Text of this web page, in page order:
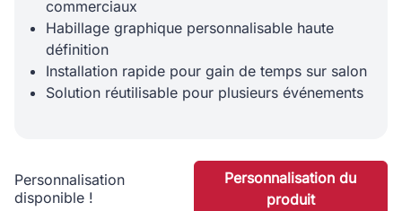
commerciaux
Habillage graphique personnalisable haute
définition
Installation rapide pour gain de temps sur salon
Solution réutilisable pour plusieurs événements
Personnalisation
disponible !
Personnalisation du
produit